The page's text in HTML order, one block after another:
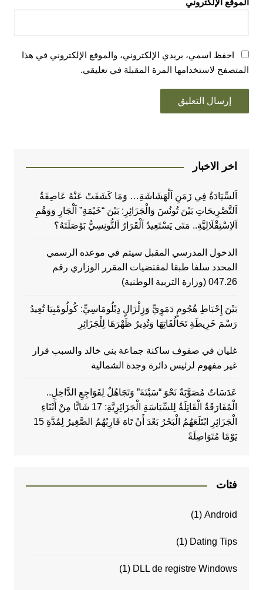
الموقع الإلكتروني
احفظ اسمي، بريدي الإلكتروني، والموقع الإلكتروني في هذا
المتصفح لاستخدامها المرة المقبلة في تعليقي.
اخر الاخبار
اَلسِّيَادَةُ فِي زَمَنِ اَلْهَشَاشَةِ… وَمَا كَشَفَتْ عَنْهُ عَاصِفَةُ
اَلتَّصْرِيحَاتِ بَيْنَ تُونُسَ وَالْجَزَائِرِ: بَيْنَ “خَيْمَةِ” اَلْجَارِ وَوَهْمِ
اَلاِسْتِقْلَالِيَّةِ.. مَتَى يَسْتَعِيدُ اَلْقَرَارُ اَلتُّونِسِيُّ بَوْصَلَتَهُ؟
الدخول المدرسي المقبل سیتم في موعده الرسمي
المحدد سلفا طبقا لمقتضیات المقرر الوزاري رقم
047.26 (وزارة التربية الوطنية)
بَيْنَ إِحْبَاطِ هُجُومٍ دَمَوِيٍّ وَزِلْزَالٍ دِبْلُومَاسِيٍّ: كُولُومْبِيَا تُعِيدُ
رَسْمَ خَرِيطَةِ تَحَالُفَاتِهَا وَتُدِيرُ ظَهْرَهَا لِلْجَزَائِرِ
غليان في صفوف ساكنة جماعة بني خالد والسبب قرار
غير مفهوم لرئيس دائرة وجدة الشمالية
عَدَسَاتٌ مُصَوَّبَةٌ نَحْوَ “سَبْتَةَ” وَتَجَاهُلٌ لِفَوَاجِعِ الدَّاخِلِ..
الْمُفَارَقَةُ الْقَاتِلَةُ لِلسِّيَاسَةِ الْجَزَائِرِيَّةِ: 17 شَابًّا مِنْ أَبْنَاءِ
الْجَزَائِرِ ابْتَلَعَهُمُ الْبَحْرُ بَعْدَ أَنْ تَاهَ قَارِبُهُمُ الصَّغِيرُ لِمُدَّةِ 15
يَوْمًا مُتَوَاصِلَةً
فئات
Android
(1)
Dating Tips
(1)
DLL de registre Windows
(1)